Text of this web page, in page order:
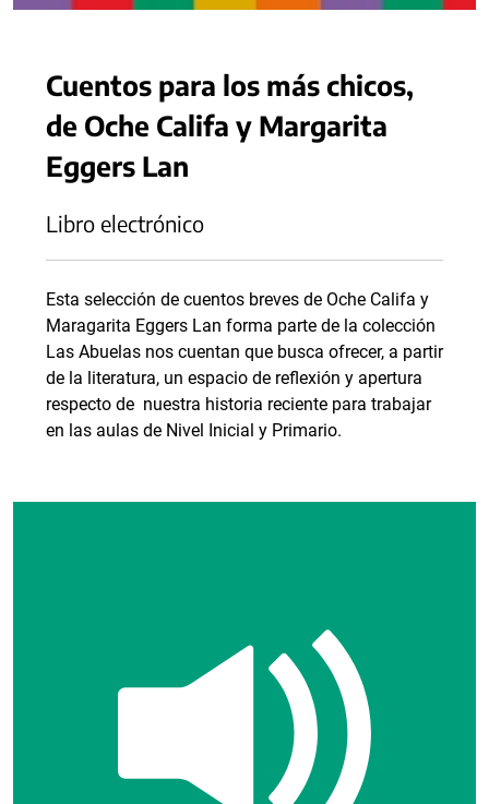
Cuentos para los más chicos,
de Oche Califa y Margarita
Eggers Lan
Libro electrónico
Esta selección de cuentos breves de Oche Califa y
Maragarita Eggers Lan forma parte de la colección
Las Abuelas nos cuentan que busca ofrecer, a partir
de la literatura, un espacio de reflexión y apertura
respecto de nuestra historia reciente para trabajar
en las aulas de Nivel Inicial y Primario.